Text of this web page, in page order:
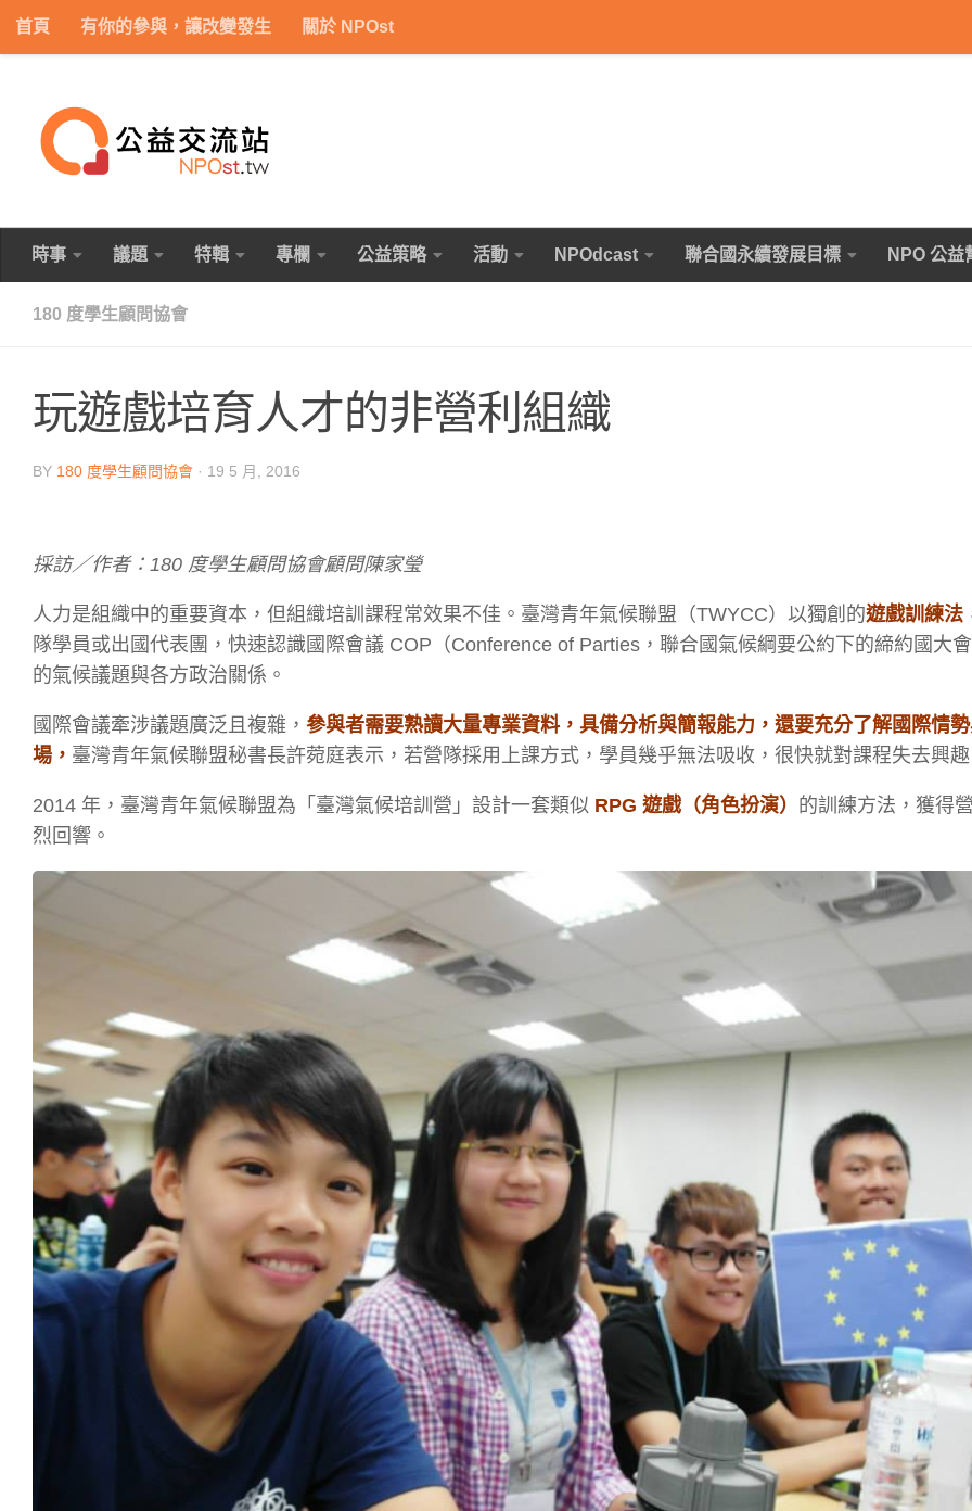
Skip to content
首頁 有你的參與，讓改變發生 關於 NPOst
時事 議題 特輯 專欄 公益策略 活動 NPOdcast 聯合國永續發展目標 NPO 公益
180 度學生顧問協會
玩遊戲培育人才的非營利組織
BY 180 度學生顧問協會 · 19 5 月, 2016
採訪／作者：180 度學生顧問協會顧問陳家瑩
人力是組織中的重要資本，但組織培訓課程常效果不佳。臺灣青年氣候聯盟（TWYCC）以獨創的遊戲訓練法
隊學員或出國代表團，快速認識國際會議 COP（Conference of Parties，聯合國氣候綱要公約下的締約國大
的氣候議題與各方政治關係。
國際會議牽涉議題廣泛且複雜， 參與者需要熟讀大量專業資料，具備分析與簡報能力，還要充分了解國際情
場， 臺灣青年氣候聯盟秘書長許菀庭表示，若營隊採用上課方式，學員幾乎無法吸收，很快就對課程失去興
2014 年，臺灣青年氣候聯盟為「臺灣氣候培訓營」設計一套類似 RPG 遊戲（角色扮演） 的訓練方法，獲得
烈回響。